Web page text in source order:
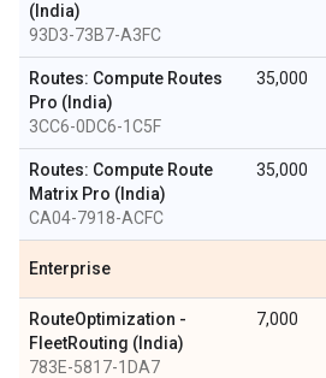
(India)
93D3-73B7-A3FC
Routes: Compute Routes
Pro (India)
3CC6-0DC6-1C5F
35,000
Routes: Compute Route
Matrix Pro (India)
CA04-7918-ACFC
35,000
Enterprise
RouteOptimization -
FleetRouting (India)
783E-5817-1DA7
7,000